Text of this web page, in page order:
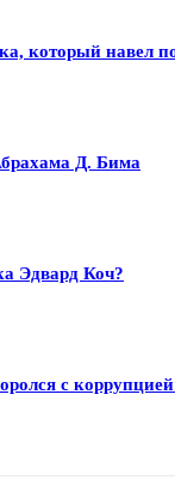
который навел
Д. Бима
Эдвард Коч?
с